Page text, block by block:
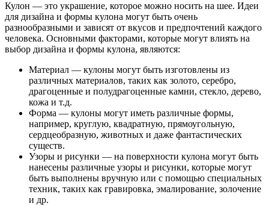
Кулон — это украшение, которое можно носить на шее. Идеи
для дизайна и формы кулона могут быть очень
разнообразными и зависят от вкусов и предпочтений каждого
человека. Основными факторами, которые могут влиять на
выбор дизайна и формы кулона, являются:
Материал — кулоны могут быть изготовлены из
различных материалов, таких как золото, серебро,
драгоценные и полудрагоценные камни, стекло, дерево,
кожа и т.д.
Форма — кулоны могут иметь различные формы,
например, круглую, квадратную, прямоугольную,
сердцеобразную, животных и даже фантастических
существ.
Узоры и рисунки — на поверхности кулона могут быть
нанесены различные узоры и рисунки, которые могут
быть выполнены вручную или с помощью специальных
техник, таких как гравировка, эмалирование, золочение
и др.